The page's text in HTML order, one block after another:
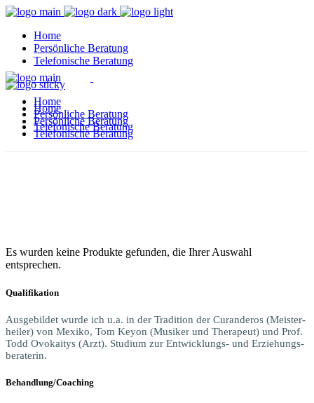
Home
Per­sön­li­che Beratung
Tele­fo­ni­sche Beratung
Home
Per­sön­li­che Beratung
Tele­fo­ni­sche Beratung
Home
Per­sön­li­che Beratung
Tele­fo­ni­sche Beratung
Es wur­den kei­ne Pro­duk­te gefun­den, die Ihrer Aus­wahl
entsprechen.
Qua­li­fi­ka­ti­on
Aus­ge­bil­det wur­de ich u.a. in der Tra­di­ti­on der Curand­e­ros (Meis­ter­
hei­ler) von Mexi­ko, Tom Key­on (Musi­ker und The­ra­peut) und Prof.
Todd Ovo­ka­i­tys (Arzt). Stu­di­um zur Ent­wick­lungs- und Erzie­hungs­
be­ra­te­rin.
Behandlung/Coaching